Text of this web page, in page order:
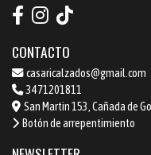
CONTACTO
casaricalzados@gmail.com
3471201811
San Martin 153, Cañada de
Botón de arrepentimiento